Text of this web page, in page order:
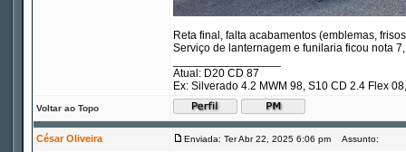
Reta final, falta acabamentos (emblemas,
Serviço de lanternagem e funilaria ficou nota
Atual: D20 CD 87
Ex: Silverado 4.2 MWM 98, S10 CD 2.4 Flex
Voltar ao Topo
César Oliveira Enviada: Ter Abr 22, 2025 6:06 pm Assunto: